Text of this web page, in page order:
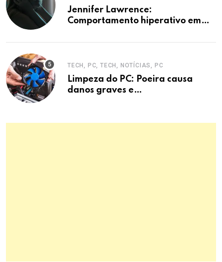
Jennifer Lawrence:
Comportamento hiperativo em
defesa.
TECH, PC, TECH, NOTÍCIAS, PC
Limpeza do PC: Poeira causa
danos graves e